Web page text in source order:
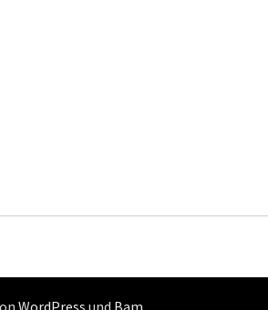
WordPress und Bam